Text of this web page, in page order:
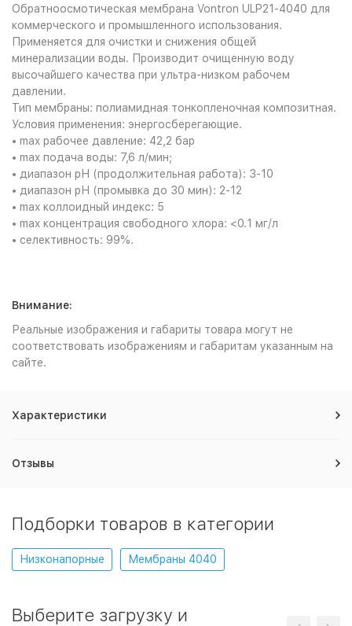
Обратноосмотическая мембрана Vontron ULP21-4040 для
коммерческого и промышленного использования.
Применяется для очистки и снижения общей
минерализации воды. Производит очищенную воду
высочайшего качества при ультра-низком рабочем
давлении.
Тип мембраны: полиамидная тонкопленочная композитная.
Условия применения: энергосберегающие.
• max рабочее давление: 42,2 бар
• max подача воды: 7,6 л/мин;
• диапазон рН (продолжительная работа): 3-10
• диапазон рН (промывка до 30 мин): 2-12
• max коллоидный индекс: 5
• max концентрация свободного хлора: <0.1 мг/л
• селективность: 99%.
Внимание:
Реальные изображения и габариты товара могут не
соответствовать изображениям и габаритам указанным на
сайте.
Характеристики
Отзывы
Подборки товаров в категории
Низконапорные Мембраны 4040
Выберите загрузку и